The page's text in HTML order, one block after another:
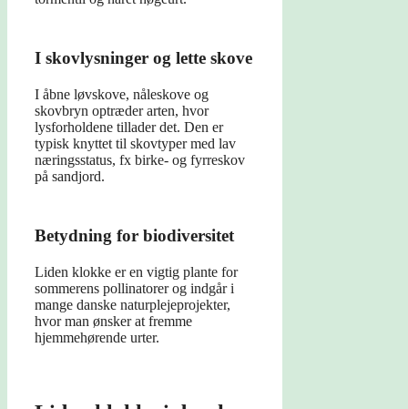
I skovlysninger og lette skove
I åbne løvskove, nåleskove og
skovbryn optræder arten, hvor
lysforholdene tillader det. Den er
typisk knyttet til skovtyper med lav
næringsstatus, fx birke- og fyrreskov
på sandjord.
Betydning for biodiversitet
Liden klokke er en vigtig plante for
sommerens pollinatorer og indgår i
mange danske naturplejeprojekter,
hvor man ønsker at fremme
hjemmehørende urter.